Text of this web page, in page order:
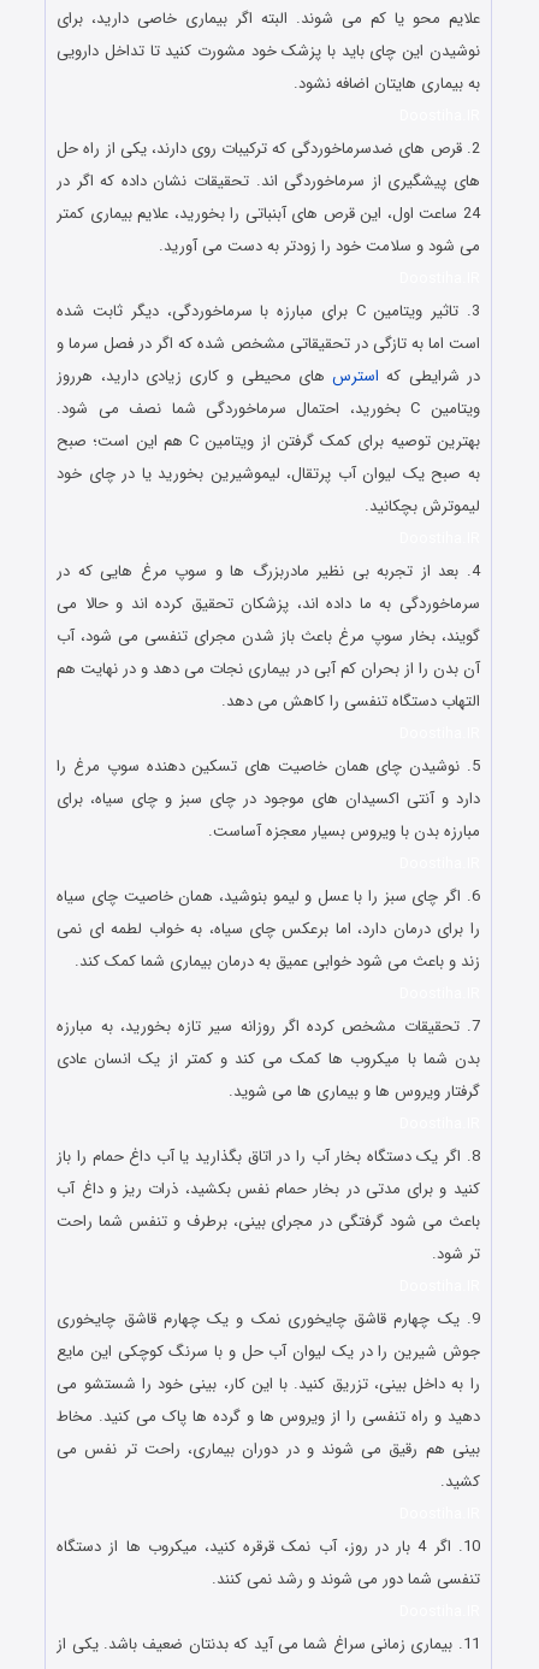
علایم محو یا کم می شوند. البته اگر بیماری خاصی دارید، برای
نوشیدن این چای باید با پزشک خود مشورت کنید تا تداخل دارویی
به بیماری هایتان اضافه نشود.
2. قرص های ضدسرماخوردگی که ترکیبات روی دارند، یکی از راه حل
های پیشگیری از سرماخوردگی اند. تحقیقات نشان داده که اگر در
24 ساعت اول، این قرص های آبنباتی را بخورید، علایم بیماری کمتر
می شود و سلامت خود را زودتر به دست می آورید.
3. تاثیر ویتامین C برای مبارزه با سرماخوردگی، دیگر ثابت شده
است اما به تازگی در تحقیقاتی مشخص شده که اگر در فصل سرما و
در شرایطی که استرس های محیطی و کاری زیادی دارید، هرروز
ویتامین C بخورید، احتمال سرماخوردگی شما نصف می شود.
بهترین توصیه برای کمک گرفتن از ویتامین C هم این است؛ صبح
به صبح یک لیوان آب پرتقال، لیموشیرین بخورید یا در چای خود
لیموترش بچکانید.
4. بعد از تجربه بی نظیر مادربزرگ ها و سوپ مرغ هایی که در
سرماخوردگی به ما داده اند، پزشکان تحقیق کرده اند و حالا می
گویند، بخار سوپ مرغ باعث باز شدن مجرای تنفسی می شود، آب
آن بدن را از بحران کم آبی در بیماری نجات می دهد و در نهایت هم
التهاب دستگاه تنفسی را کاهش می دهد.
5. نوشیدن چای همان خاصیت های تسکین دهنده سوپ مرغ را
دارد و آنتی اکسیدان های موجود در چای سبز و چای سیاه، برای
مبارزه بدن با ویروس بسیار معجزه آساست.
6. اگر چای سبز را با عسل و لیمو بنوشید، همان خاصیت چای سیاه
را برای درمان دارد، اما برعکس چای سیاه، به خواب لطمه ای نمی
زند و باعث می شود خوابی عمیق به درمان بیماری شما کمک کند.
7. تحقیقات مشخص کرده اگر روزانه سیر تازه بخورید، به مبارزه
بدن شما با میکروب ها کمک می کند و کمتر از یک انسان عادی
گرفتار ویروس ها و بیماری ها می شوید.
8. اگر یک دستگاه بخار آب را در اتاق بگذارید یا آب داغ حمام را باز
کنید و برای مدتی در بخار حمام نفس بکشید، ذرات ریز و داغ آب
باعث می شود گرفتگی در مجرای بینی، برطرف و تنفس شما راحت
تر شود.
9. یک چهارم قاشق چایخوری نمک و یک چهارم قاشق چایخوری
جوش شیرین را در یک لیوان آب حل و با سرنگ کوچکی این مایع
را به داخل بینی، تزریق کنید. با این کار، بینی خود را شستشو می
دهید و راه تنفسی را از ویروس ها و گرده ها پاک می کنید. مخاط
بینی هم رقیق می شوند و در دوران بیماری، راحت تر نفس می
کشید.
10. اگر 4 بار در روز، آب نمک قرقره کنید، میکروب ها از دستگاه
تنفسی شما دور می شوند و رشد نمی کنند.
11. بیماری زمانی سراغ شما می آید که بدنتان ضعیف باشد. یکی از